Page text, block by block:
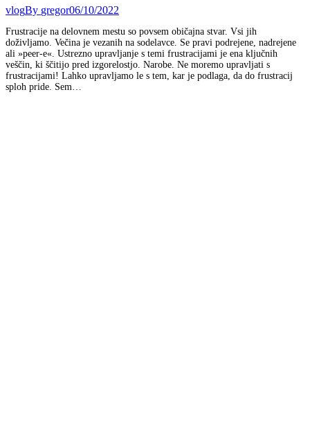
vlogBy gregor06/10/2022
Frustracije na delovnem mestu so povsem običajna stvar. Vsi jih
doživljamo. Večina je vezanih na sodelavce. Se pravi podrejene, nadrejene
ali »peer-e«. Ustrezno upravljanje s temi frustracijami je ena ključnih
veščin, ki ščitijo pred izgorelostjo. Narobe. Ne moremo upravljati s
frustracijami! Lahko upravljamo le s tem, kar je podlaga, da do frustracij
sploh pride. Sem…